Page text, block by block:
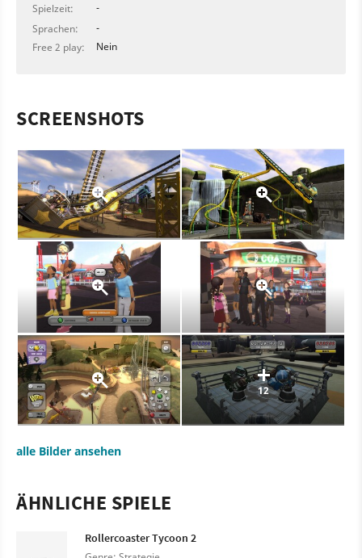
Spielzeit:
-
Sprachen:
-
Free 2 play:
Nein
SCREENSHOTS
12
alle Bilder ansehen
ÄHNLICHE SPIELE
Rollercoaster Tycoon 2